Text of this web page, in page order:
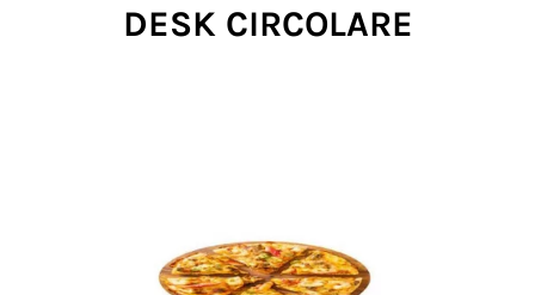
DESK CIRCOLARE